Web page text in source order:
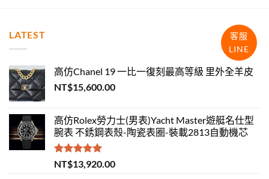
LATEST
高仿Chanel 19 一比一復刻最高等級 里外全羊皮
NT$15,600.00
高仿Rolex勞力士(男表)Yacht Master遊艇名仕型
腕表 不銹鋼表殼-陶瓷表圈-裝載2813自動機芯
評分5.00
滿分 5
NT$13,920.00
客服
LINE